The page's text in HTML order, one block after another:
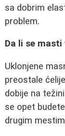
sa dobrim
problem.
Da li se
Uklonjene
preostale
dobije na
se opet
drugim